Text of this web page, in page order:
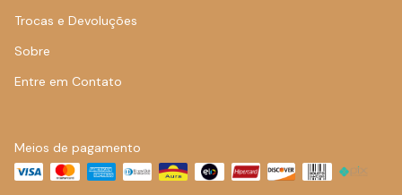
Trocas e Devoluções
Sobre
Entre em Contato
Meios de pagamento